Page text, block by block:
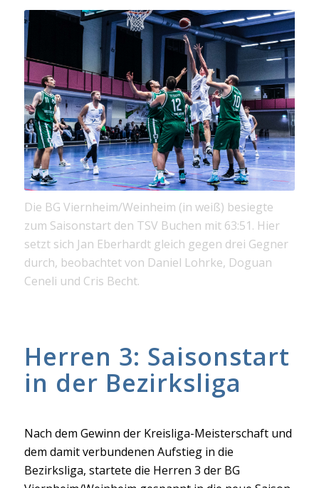
Die BG Viernheim/Weinheim (in weiß) besiegte
zum Saisonstart den TSV Buchen mit 63:51. Hier
setzt sich Jan Eberhardt gleich gegen drei Gegner
durch, beobachtet von Daniel Lohrke, Doguan
Ceneli und Cris Becht.
Herren 3: Saisonstart
in der Bezirksliga
Nach dem Gewinn der Kreisliga-Meisterschaft und
dem damit verbundenen Aufstieg in die
Bezirksliga, startete die Herren 3 der BG